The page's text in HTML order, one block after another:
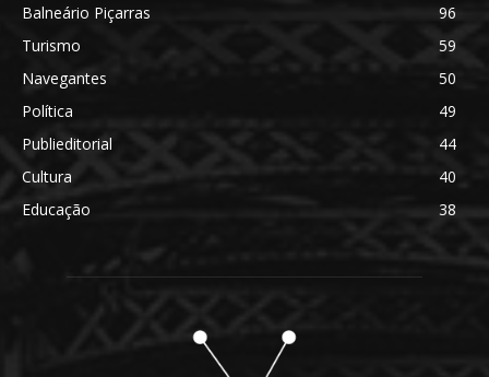
Balneário Piçarras
96
Turismo
59
Navegantes
50
Política
49
Publieditorial
44
Cultura
40
Educação
38